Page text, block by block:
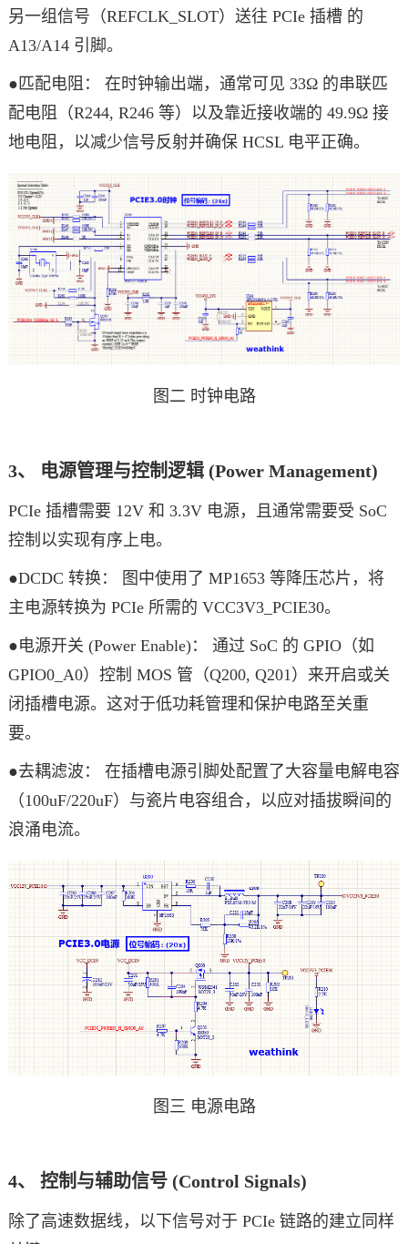
另一组信号（REFCLK_SLOT）送往 PCIe 插槽 的
A13/A14 引脚。
●匹配电阻： 在时钟输出端，通常可见 33Ω 的串联匹
配电阻（R244, R246 等）以及靠近接收端的 49.9Ω 接
地电阻，以减少信号反射并确保 HCSL 电平正确。
图二 时钟电路
3、 电源管理与控制逻辑 (Power Management)
PCIe 插槽需要 12V 和 3.3V 电源，且通常需要受 SoC
控制以实现有序上电。
●DCDC 转换： 图中使用了 MP1653 等降压芯片，将
主电源转换为 PCIe 所需的 VCC3V3_PCIE30。
●电源开关 (Power Enable)： 通过 SoC 的 GPIO（如
GPIO0_A0）控制 MOS 管（Q200, Q201）来开启或关
闭插槽电源。这对于低功耗管理和保护电路至关重
要。
●去耦滤波： 在插槽电源引脚处配置了大容量电解电容
（100uF/220uF）与瓷片电容组合，以应对插拔瞬间的
浪涌电流。
图三 电源电路
4、 控制与辅助信号 (Control Signals)
除了高速数据线，以下信号对于 PCIe 链路的建立同样